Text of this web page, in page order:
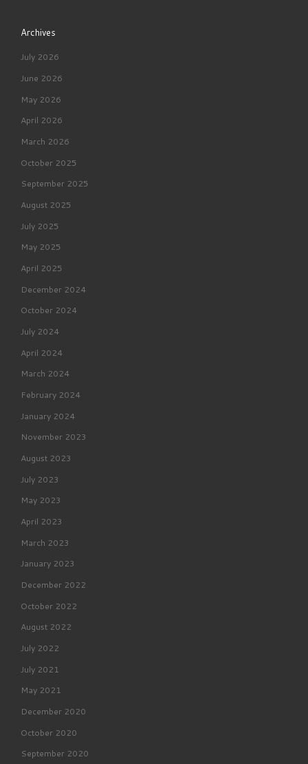
Archives
July 2026
June 2026
May 2026
April 2026
March 2026
October 2025
September 2025
August 2025
July 2025
May 2025
April 2025
December 2024
October 2024
July 2024
April 2024
March 2024
February 2024
January 2024
November 2023
August 2023
July 2023
May 2023
April 2023
March 2023
January 2023
December 2022
October 2022
August 2022
July 2022
July 2021
May 2021
December 2020
October 2020
September 2020